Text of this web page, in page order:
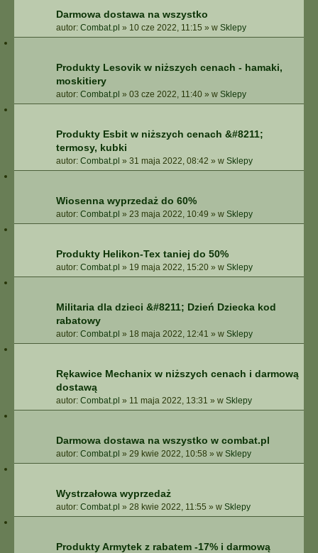
Darmowa dostawa na wszystko
autor: Combat.pl » 10 cze 2022, 11:15 » w Sklepy
Produkty Lesovik w niższych cenach - hamaki,
moskitiery
autor: Combat.pl » 03 cze 2022, 11:40 » w Sklepy
Produkty Esbit w niższych cenach &#8211;
termosy, kubki
autor: Combat.pl » 31 maja 2022, 08:42 » w Sklepy
Wiosenna wyprzedaż do 60%
autor: Combat.pl » 23 maja 2022, 10:49 » w Sklepy
Produkty Helikon-Tex taniej do 50%
autor: Combat.pl » 19 maja 2022, 15:20 » w Sklepy
Militaria dla dzieci &#8211; Dzień Dziecka kod
rabatowy
autor: Combat.pl » 18 maja 2022, 12:41 » w Sklepy
Rękawice Mechanix w niższych cenach i darmową
dostawą
autor: Combat.pl » 11 maja 2022, 13:31 » w Sklepy
Darmowa dostawa na wszystko w combat.pl
autor: Combat.pl » 29 kwie 2022, 10:58 » w Sklepy
Wystrzałowa wyprzedaż
autor: Combat.pl » 28 kwie 2022, 11:55 » w Sklepy
Produkty Armytek z rabatem -17% i darmową